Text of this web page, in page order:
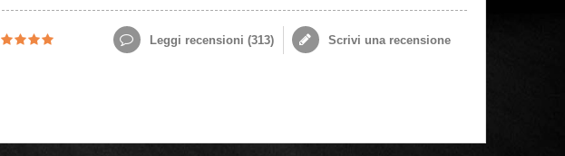
Leggi recensioni (313) Scrivi una recensione